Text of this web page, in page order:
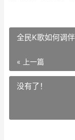
全民K歌如何调
« 上一篇
没有了！